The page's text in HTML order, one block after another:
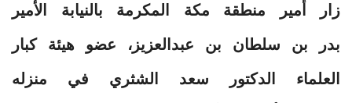
زار أمير منطقة مكة المكرمة بالنيابة الأمير
بدر بن سلطان بن عبدالعزيز، عضو هيئة كبار
العلماء الدكتور سعد الشثري في منزله